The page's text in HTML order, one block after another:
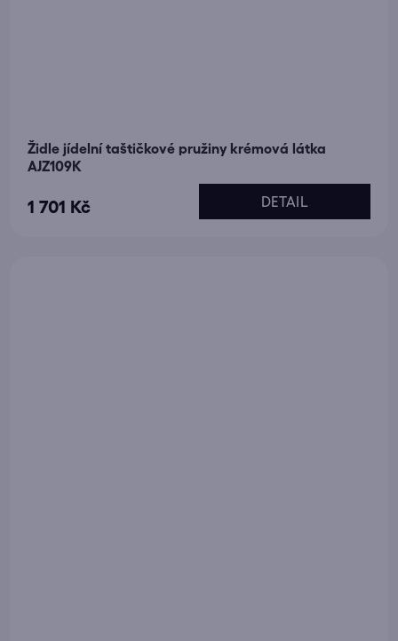
Židle jídelní taštičkové pružiny krémová látka
AJZ109K
1 701 Kč DETAIL